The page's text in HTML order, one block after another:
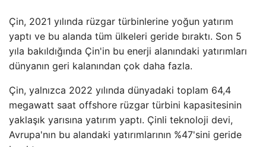
Çin, 2021 yılında rüzgar türbinlerine yoğun yatırım
yaptı ve bu alanda tüm ülkeleri geride bıraktı. Son 5
yıla bakıldığında Çin'in bu enerji alanındaki yatırımları
dünyanın geri kalanından çok daha fazla.
Çin, yalnızca 2022 yılında dünyadaki toplam 64,4
megawatt saat offshore rüzgar türbini kapasitesinin
yaklaşık yarısına yatırım yaptı. Çinli teknoloji devi,
Avrupa'nın bu alandaki yatırımlarının %47'sini geride